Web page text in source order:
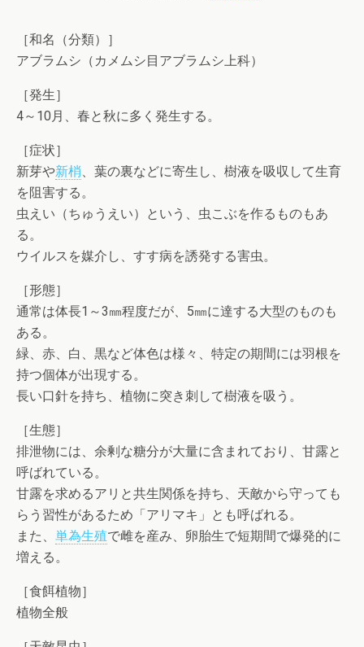
［和名（分類）］
アブラムシ（カメムシ目アブラムシ上科）
［発生］
4～10月、春と秋に多く発生する。
［症状］
新芽や新梢 、葉の裏などに寄生し、樹液を吸収して生育
を阻害する。
虫えい（ちゅうえい）という、虫こぶを作るものもあ
る。
ウイルスを媒介し、すす病を誘発する害虫。
［形態］
通常は体長1～3㎜程度だが、5㎜に達する大型のものも
ある。
緑、赤、白、黒など体色は様々、特定の期間には羽根を
持つ個体が出現する。
長い口針を持ち、植物に突き刺して樹液を吸う。
［生態］
排泄物には、余剰な糖分が大量に含まれており、甘露と
呼ばれている。
甘露を求めるアリと共生関係を持ち、天敵から守っても
らう習性があるため「アリマキ」とも呼ばれる。
また、 単為生殖で雌を産み、卵胎生で短期間で爆発的に
増える。
［食餌植物］
植物全般